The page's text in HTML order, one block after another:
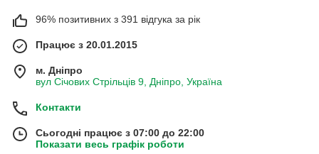
96% позитивних з 391 відгука за рік
Працює з 20.01.2015
м. Дніпро
вул Січових Стрільців 9, Дніпро, Україна
Контакти
Сьогодні працює з 07:00 до 22:00
Показати весь графік роботи